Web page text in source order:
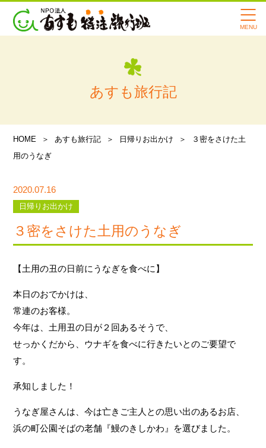
あすもの転院サービスの特徴
ディア情報
すも旅行記
くある質問
知らせ
お問い合わせ
※外出・旅行サービスは、年中無休
あすも旅行記
HOME あすも旅行記 日帰りお出かけ
３密をさけた土
用のうなぎ
2020.07.16
日帰りお出かけ
３密をさけた土用のうなぎ
【土用の丑の日前にうなぎを食べに】
本日のおでかけは、
常連のお客様。
今年は、土用丑の日が２回あるそうで、
せっかくだから、ウナギを食べに行きたいとのご要望で
す。
承知しました！
うなぎ屋さんは、今は亡きご主人との思い出のあるお店、
浜の町公園そばの老舗『鰻のきしかわ』を選びました。